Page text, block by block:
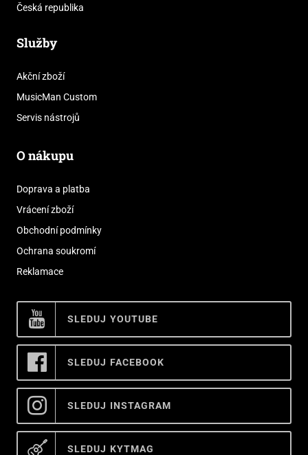
Česká republika
Služby
Akční zboží
MusicMan Custom
Servis nástrojů
O nákupu
Doprava a platba
Vrácení zboží
Obchodní podmínky
Ochrana soukromí
Reklamace
SLEDUJ YOUTUBE
SLEDUJ FACEBOOK
SLEDUJ INSTAGRAM
SLEDUJ KYTMAG